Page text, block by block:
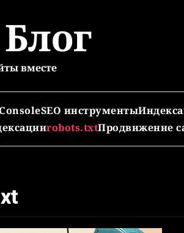
вместе
SEO инструменты
robots.txtПродвижение